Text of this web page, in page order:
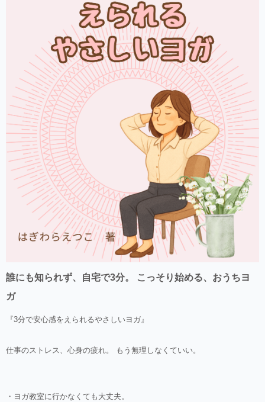
誰にも知られず、自宅で3分。 こっそり始める、おうちヨ
ガ
『3分で安心感をえられるやさしいヨガ』
仕事のストレス、心身の疲れ。 もう無理しなくていい。
・ヨガ教室に行かなくても大丈夫。